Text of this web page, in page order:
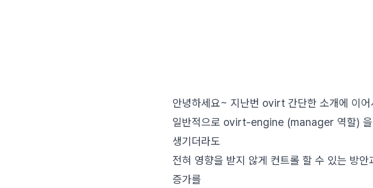
안녕하세요~ 지난번 ovirt 간단한 소개에 이
일반적으로 ovirt-engine (manager 역할)
생기더라도
전혀 영향을 받지 않게 컨트롤 할 수 있는 방
증가를